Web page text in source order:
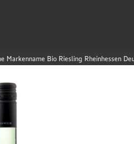
Markenname Bio Riesling Rheinhessen